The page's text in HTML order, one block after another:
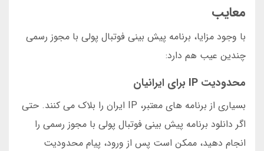
معایب
با وجود مزایا، برنامه پیش بینی فوتبال پولی با مجوز رسمی
چندین عیب هم دارد:
محدودیت IP برای ایرانیان
بسیاری از برنامه های معتبر، IP ایران را بلاک می کنند. حتی
اگر دانلود برنامه پیش بینی فوتبال پولی با مجوز رسمی را
انجام دهید، ممکن است پس از ورود، پیام محدودیت